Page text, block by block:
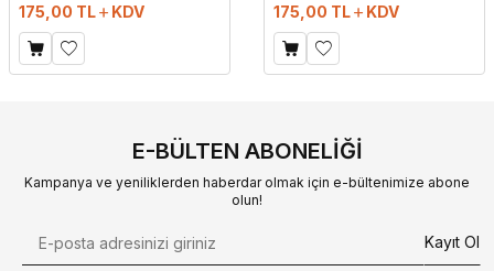
175,00 TL KDV 175,00 TL KDV
E-BÜLTEN ABONELIĞI
Kampanya ve yeniliklerden haberdar olmak için e-bültenimize abone
olun!
Kayıt Ol